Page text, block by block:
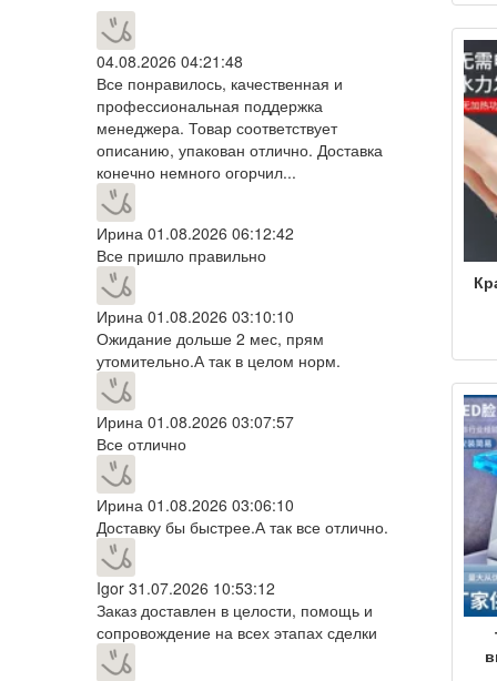
04.08.2026 04:21:48
Все понравилось, качественная и
профессиональная поддержка
менеджера. Товар соответствует
описанию, упакован отлично. Доставка
конечно немного огорчил...
Ирина 01.08.2026 06:12:42
Все пришло правильно
Ирина 01.08.2026 03:10:10
Ожидание дольше 2 мес, прям
утомительно.А так в целом норм.
Ирина 01.08.2026 03:07:57
Все отлично
Ирина 01.08.2026 03:06:10
Доставку бы быстрее.А так все отлично.
Igor 31.07.2026 10:53:12
Заказ доставлен в целости, помощь и
сопровождение на всех этапах сделки